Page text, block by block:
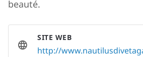
beauté.
SITE WEB
http://